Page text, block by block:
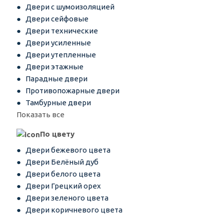
Двери с шумоизоляцией
Двери сейфовые
Двери технические
Двери усиленные
Двери утепленные
Двери этажные
Парадные двери
Противопожарные двери
Тамбурные двери
Показать все
По цвету
Двери бежевого цвета
Двери Белёный дуб
Двери белого цвета
Двери Грецкий орех
Двери зеленого цвета
Двери коричневого цвета